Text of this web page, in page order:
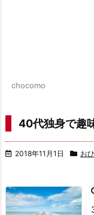
chocomo
40代独身で趣
2018年11月1日 お